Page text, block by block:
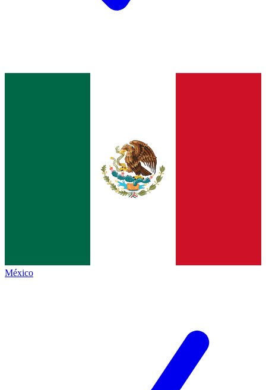
México